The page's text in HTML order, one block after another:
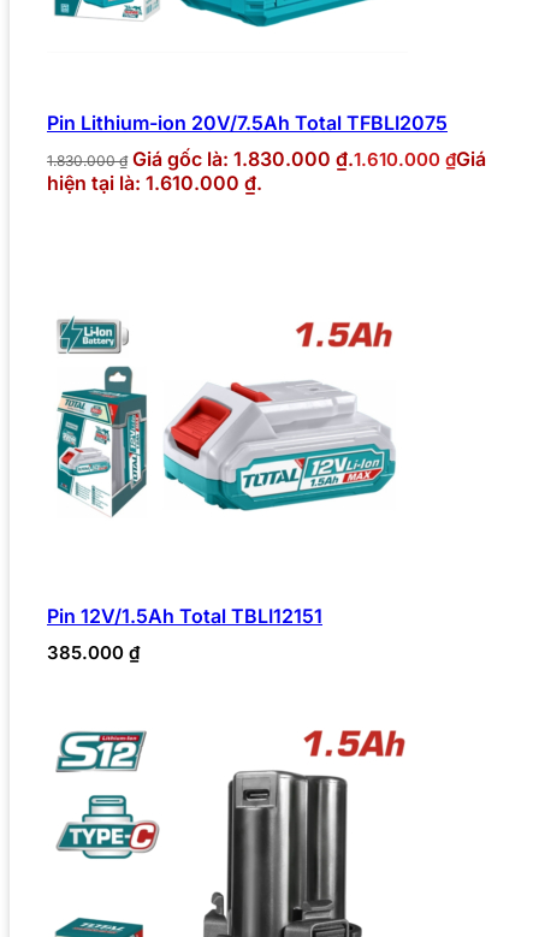
Pin Lithium-ion 20V/7.5Ah Total TFBLI2075
1.830.000₫ Giá gốc là: 1.830.000 ₫.1.610.000 ₫Giá
hiện tại là: 1.610.000 ₫.
Pin 12V/1.5Ah Total TBLI12151
385.000 ₫